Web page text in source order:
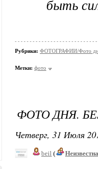
быть
Рубрики: ФОТОГРАФИИ/Фото
Метки: фото
ФОТО ДНЯ.
Четверг, 31 Июля
beil (